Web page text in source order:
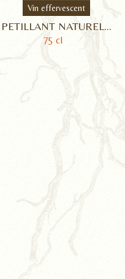
Vin effervescent
PETILLANT NATUREL...
75 cl